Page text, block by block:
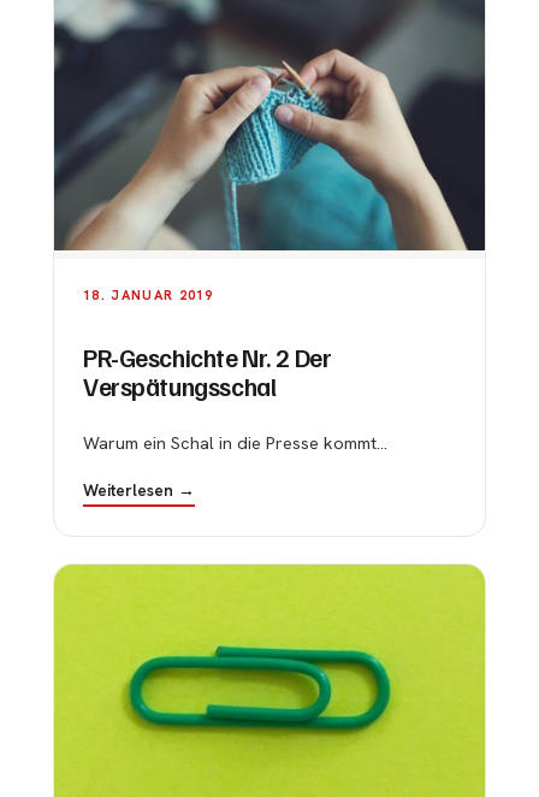
18. JANUAR 2019
PR-Geschichte Nr. 2 Der
Verspätungsschal
Warum ein Schal in die Presse kommt...
Weiterlesen →